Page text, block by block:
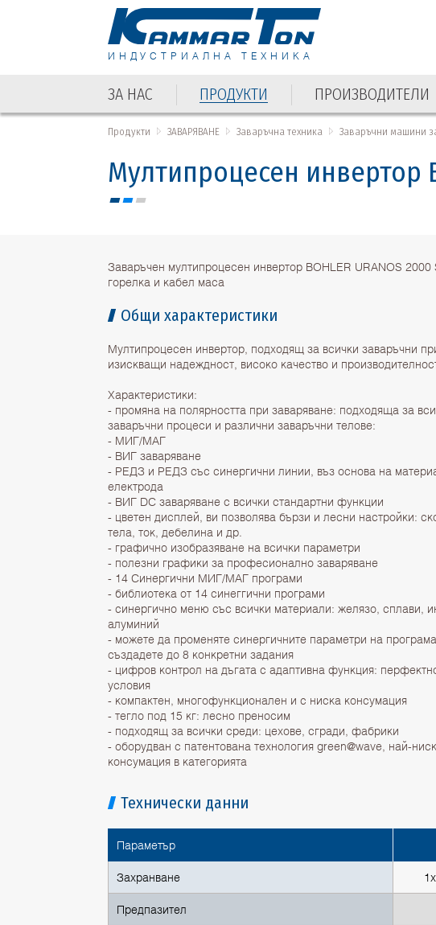
ИНДУСТРИАЛНА ТЕХНИКА
ЗА НАС ПРОДУКТИ ПРОИЗВОДИТЕЛИ
Продукти ЗАВАРЯВАНЕ Заваръчна техника Заваръчни машини
Мултипроцесен инвертор
Заваръчен мултипроцесен инвертор BOHLER URANOS 2000
горелка и кабел маса
Общи характеристики
Мултипроцесен инвертор, подходящ за всички заваръчни
изискващи надеждност, високо качество и
Характеристики:
- промяна на полярността при заваряване: подходяща за
заваръчни процеси и различни заваръчни телове:
- МИГ/МАГ
- ВИГ заваряване
- РЕДЗ и РЕДЗ със синергични линии, въз основа на
електрода
- ВИГ DC заваряване с всички стандартни функции
- цветен дисплей, ви позволява бързи и лесни настройки:
тела, ток, дебелина и др.
- графично изобразяване на всички параметри
- полезни графики за професионално заваряване
- 14 Синергични МИГ/МАГ програми
- библиотека от 14 синеггични програми
- синергично меню със всички материали: желязо, сплави,
алуминий
- можете да променяте синергичните параметри на
създадете до 8 конкретни задания
- цифров контрол на дъгата с адаптивна функция:
условия
- компактен, многофункционален и с ниска консумация
- тегло под 15 кг: лесно преносим
- подходящ за всички среди: цехове, сгради, фабрики
- оборудван с патентована технология green@wave, най-
консумация в категорията
Технически данни
Параметър
Захранване
Предпазител